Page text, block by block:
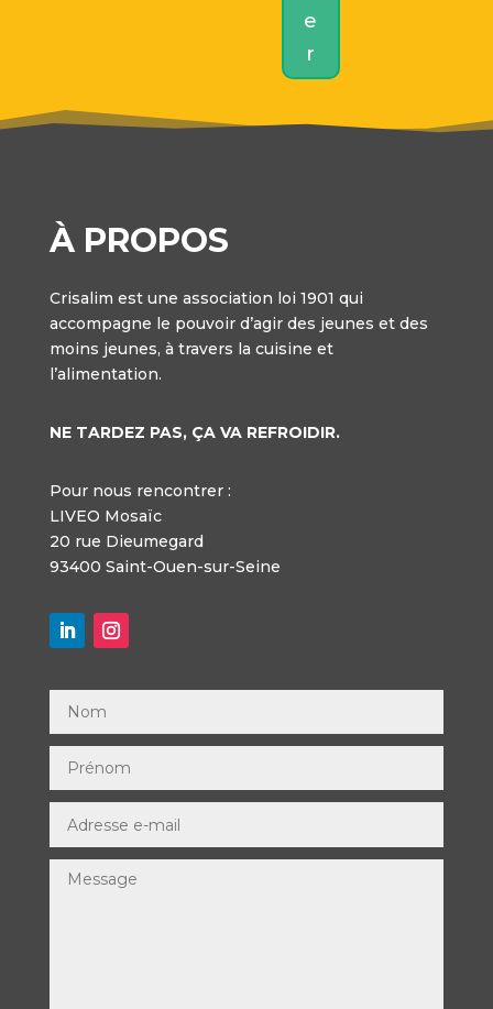
e
r
À PROPOS
Crisalim est une association loi 1901 qui
accompagne le pouvoir d’agir des jeunes et des
moins jeunes, à travers la cuisine et
l’alimentation.
NE TARDEZ PAS, ÇA VA REFROIDIR.
Pour nous rencontrer :
LIVEO Mosaïc
20 rue Dieumegard
93400 Saint-Ouen-sur-Seine